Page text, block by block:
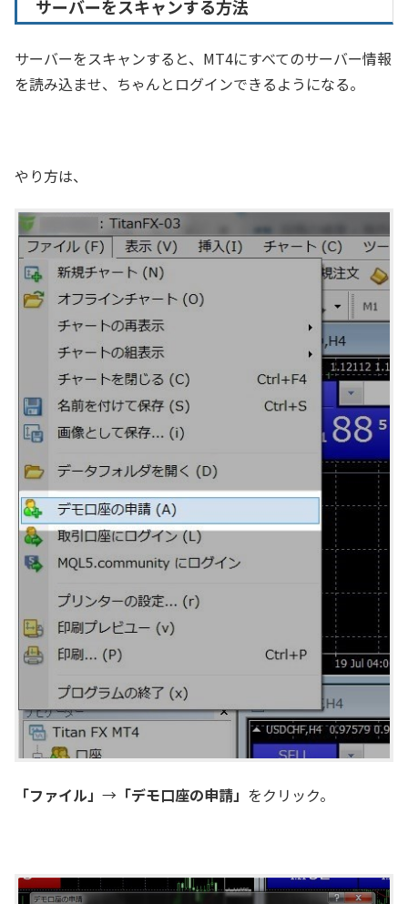
サーバーをスキャンする方法
サーバーをスキャンすると、MT4にすべてのサーバー情報
を読み込ませ、ちゃんとログインできるようになる。
やり方は、
「ファイル」 → 「デモ口座の申請」 をクリック。